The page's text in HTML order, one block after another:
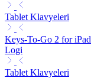
Tablet Klavyeleri
Keys-To-Go 2 for iPad
Logi
Tablet Klavyeleri